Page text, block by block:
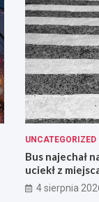
UNCATEGORIZED
Bus najechał
uciekł z
4 sierpnia